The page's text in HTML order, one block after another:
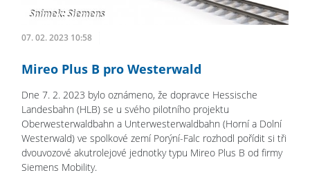
07. 02. 2023 10:58
Mireo Plus B pro Westerwald
Dne 7. 2. 2023 bylo oznámeno, že dopravce Hessische
Landesbahn (HLB) se u svého pilotního projektu
Oberwesterwaldbahn a Unterwesterwaldbahn (Horní a Dolní
Westerwald) ve spolkové zemí Porýní-Falc rozhodl pořídit si tři
dvouvozové akutrolejové jednotky typu Mireo Plus B od firmy
Siemens Mobility.